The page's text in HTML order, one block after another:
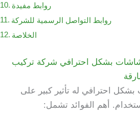
روابط مفيدة
روابط التواصل الرسمية للشركة
الخلاصة
بشكل احترافي شركة تركيب
احترافي له تأثير كبير على
أهم الفوائد تشمل: